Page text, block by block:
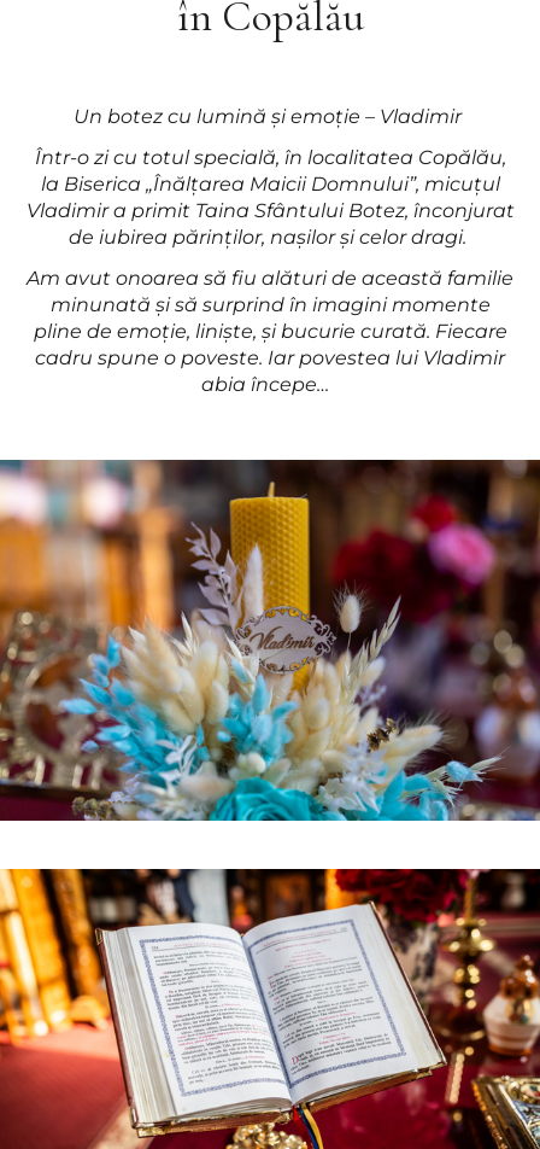
în Copălău
Un botez cu lumină și emoție – Vladimir
Într-o zi cu totul specială, în localitatea Copălău,
la Biserica „Înălțarea Maicii Domnului”, micuțul
Vladimir a primit Taina Sfântului Botez, înconjurat
de iubirea părinților, nașilor și celor dragi.
Am avut onoarea să fiu alături de această familie
minunată și să surprind în imagini momente
pline de emoție, liniște, și bucurie curată. Fiecare
cadru spune o poveste. Iar povestea lui Vladimir
abia începe…